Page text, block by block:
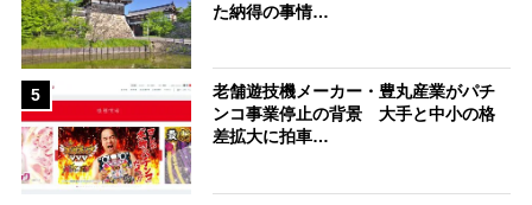
た納得の事情…
5
老舗遊技機メーカー・豊丸産業がパチ
ンコ事業停止の背景 大手と中小の格
差拡大に拍車…